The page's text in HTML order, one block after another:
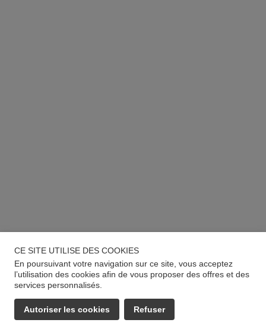
CE SITE UTILISE DES COOKIES
En poursuivant votre navigation sur ce site, vous acceptez
l’utilisation des cookies afin de vous proposer des offres et des
services personnalisés.
Autoriser les cookies Refuser